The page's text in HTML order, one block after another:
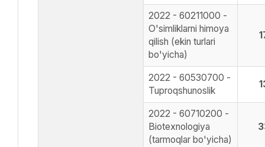
2022 - 60211000 -
O'simliklarni himoya
qilish (ekin turlari
bo'yicha)
2022 - 60530700 -
Tuproqshunoslik
2022 - 60710200 -
Biotexnologiya
(tarmoqlar bo'yicha)